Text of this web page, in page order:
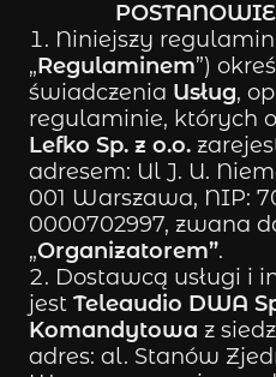
Niniejszy
„Regulaminem”)
świadczenia Usług,
regulaminie, których
Lefko Sp. z o.o.
adresem: Ul J. U.
001 Warszawa, NIP:
0000702997, zwana
„Organizatorem”.
Dostawcą usługi i
jest Teleaudio DWA
Komandytowa z
adres: al. Stanów